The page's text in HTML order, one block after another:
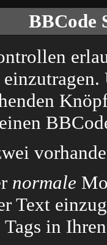
BBCode
normale
Text
in